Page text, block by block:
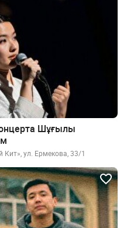
Шұғылы
Кит», ул. Ермекова, 33/1